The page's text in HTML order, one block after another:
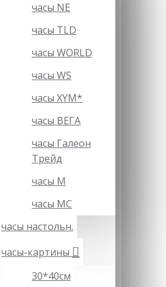
часы NE
часы TLD
часы WORLD
часы WS
часы XYM*
часы ВЕГА
часы Галеон
Трейд
часы М
часы МС
часы настольн.
часы-картины
30*40см